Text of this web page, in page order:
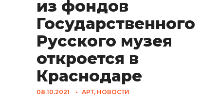
из фондов
Государственного
Русского музея
откроется в
Краснодаре
08.10.2021 • АРТ, НОВОСТИ